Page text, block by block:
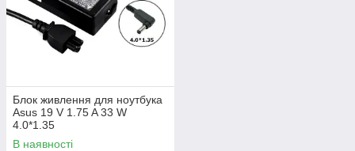
Блок живлення для ноутбука
Asus 19 V 1.75 A 33 W
4.0*1.35
В наявності